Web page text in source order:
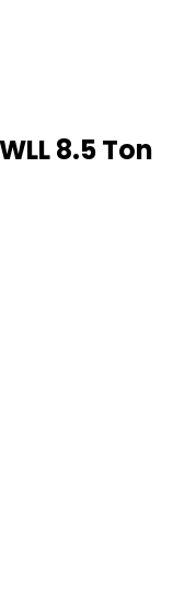
8.5 Ton